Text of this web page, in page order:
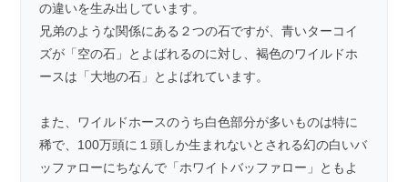
の違いを生み出しています。
兄弟のような関係にある２つの石ですが、青いターコイ
ズが「空の石」とよばれるのに対し、褐色のワイルドホ
ースは「大地の石」とよばれています。
また、ワイルドホースのうち白色部分が多いものは特に
稀で、100万頭に１頭しか生まれないとされる幻の白いバ
ッファローにちなんで「ホワイトバッファロー」ともよ